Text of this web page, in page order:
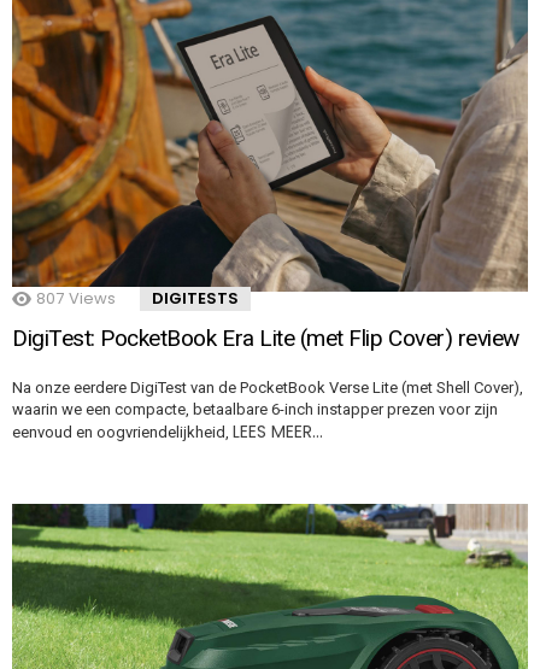
807 Views DIGITESTS
DigiTest: PocketBook Era Lite (met Flip Cover) review
Na onze eerdere DigiTest van de PocketBook Verse Lite (met Shell Cover),
waarin we een compacte, betaalbare 6-inch instapper prezen voor zijn
eenvoud en oogvriendelijkheid, LEES MEER…